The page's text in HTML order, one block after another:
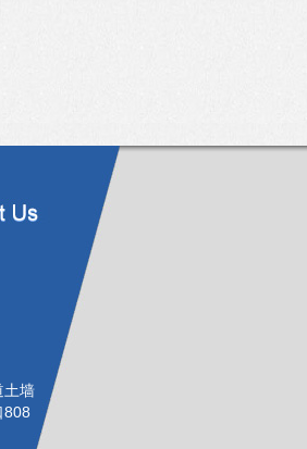
土墙
808